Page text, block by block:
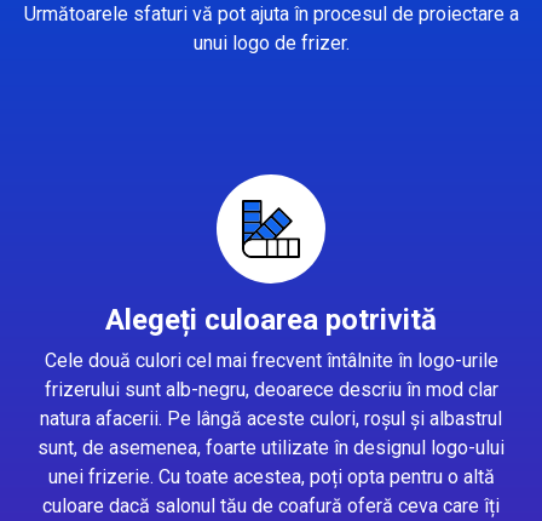
Următoarele sfaturi vă pot ajuta în procesul de proiectare a
unui logo de frizer.
Alegeți culoarea potrivită
Cele două culori cel mai frecvent întâlnite în logo-urile
frizerului sunt alb-negru, deoarece descriu în mod clar
natura afacerii. Pe lângă aceste culori, roșul și albastrul
sunt, de asemenea, foarte utilizate în designul logo-ului
unei frizerie. Cu toate acestea, poți opta pentru o altă
culoare dacă salonul tău de coafură oferă ceva care îți